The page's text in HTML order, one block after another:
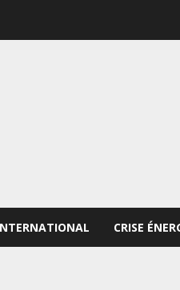
CRISE